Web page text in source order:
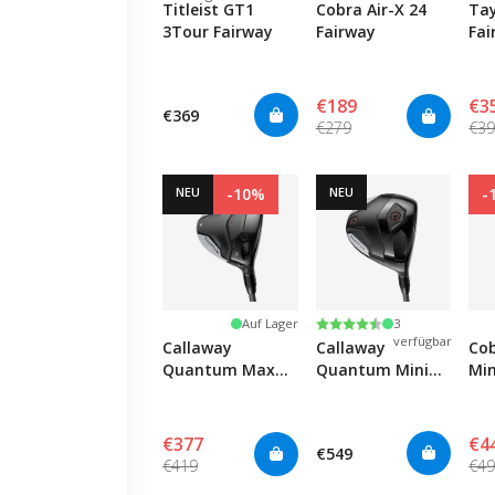
Titleist GT1
3Tour Fairway
€369
Cobra Air-X 24
Fairway
€189
€279
NEU -10%
Auf Lager
Callaway
Quantum Max
€377
€419
NEU
Bewertung:
4.5 von 5 Sternen
Nur noch
3
verfügbar
Callaway
Quantum Mini
€549
-